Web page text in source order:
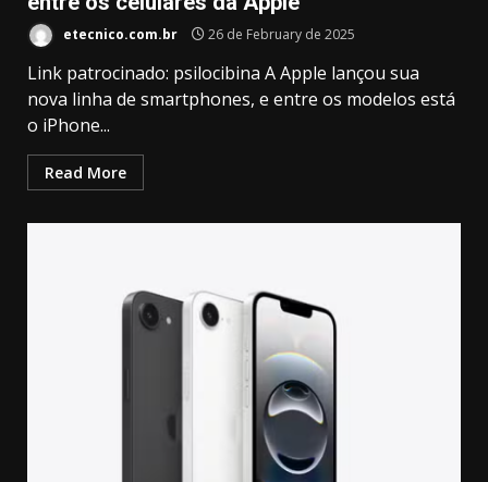
etecnico.com.br 26 de February de 2025
Link patrocinado: psilocibina A Apple lançou sua
nova linha de smartphones, e entre os modelos está
o iPhone...
Read More